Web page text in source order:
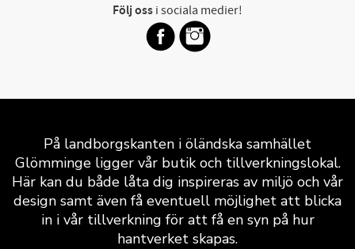
Följ oss i sociala medier!
På landborgskanten i öländska samhället
Glömminge ligger vår butik och tillverkningslokal.
Här kan du både låta dig inspireras av miljö och vår
design samt även få eventuell möjlighet att blicka
in i vår tillverkning för att få en syn på hur
hantverket skapas.